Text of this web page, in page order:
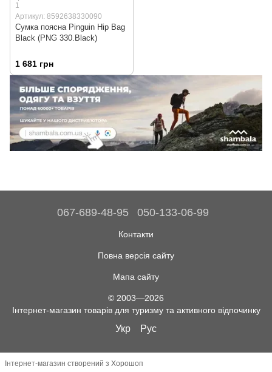
1
Артикул: 8592638330090
Сумка поясна Pinguin Hip Bag
Black (PNG 330.Black)
1 681 грн
067-689-48-95 050-133-06-99
Контакти
Повна версія сайту
Мапа сайту
© 2003—2026
Інтернет-магазин товарів для туризму та активного відпочинку
Укр Рус
Інтернет-магазин створений з Хорошоп